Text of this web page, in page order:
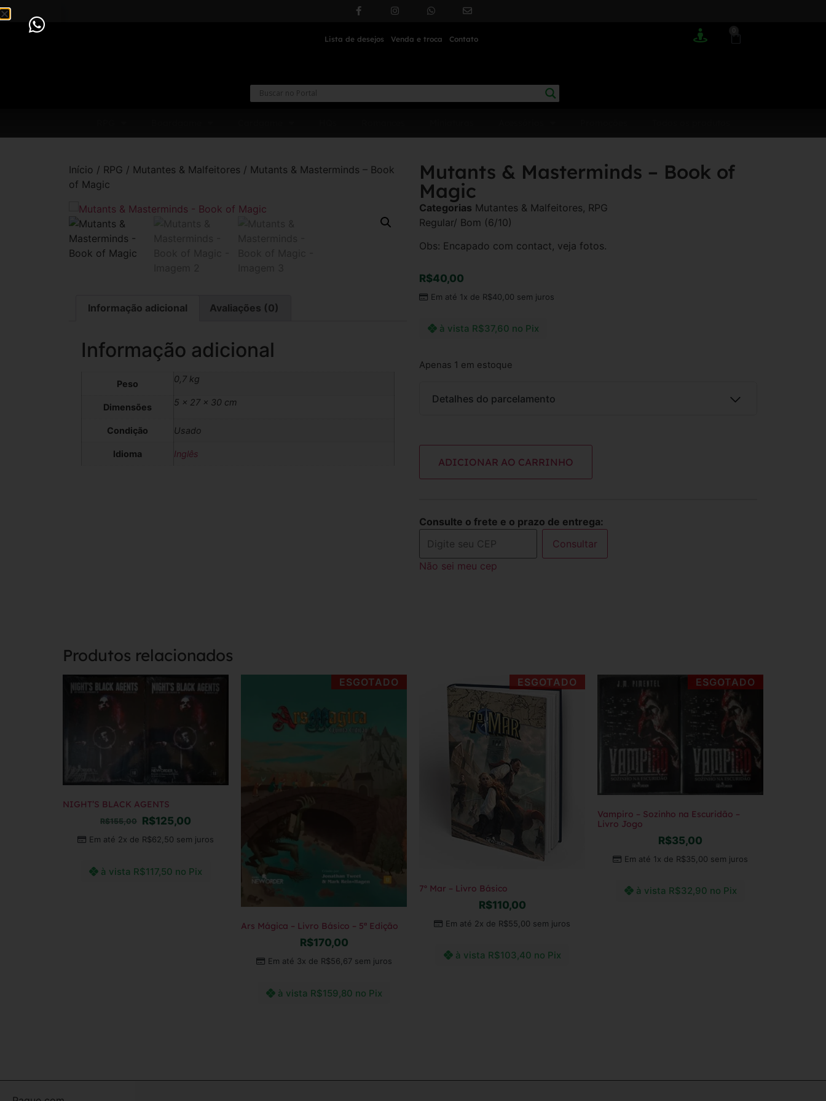
Lista de desejos Venda e troca Contato
0
Início / RPG / Mutantes & Malfeitores / Mutants & Masterminds – Book
of Magic
Informação adicional Avaliações (0)
Informação adicional
Peso 0,7 kg
Dimensões 5 × 27 × 30 cm
Condição Usado
Idioma Inglês
Mutants & Masterminds – Book of
Magic
Categorias Mutantes & Malfeitores, RPG
Regular/ Bom (6/10)
Obs: Encapado com contact, veja fotos.
R$40,00
Em até 1x de R$40,00 sem juros
à vista R$37,60 no Pix
Apenas 1 em estoque
Detalhes do parcelamento
1x deR$40,00 sem juros
ADICIONAR AO CARRINHO
Consulte o frete e o prazo de entrega:
Consultar
Não sei meu cep
Produtos relacionados
NIGHT’S BLACK AGENTS
R$155,00 R$125,00
Em até 2x de R$62,50 sem juros
à vista R$117,50 no Pix
ESGOTADO
Ars Mágica – Livro Básico – 5ª Edição
R$170,00
Em até 3x de R$56,67sem juros
à vista R$159,80 no Pix
ESGOTADO
7º Mar – Livro Básico
R$110,00
Em até 2x de R$55,00 sem juros
à vista R$103,40 no Pix
ESGOTADO
Vampiro – Sozinho na Escuridão –
Livro Jogo
R$35,00
Em até 1x de R$35,00 sem juros
à vista R$32,90 no Pix